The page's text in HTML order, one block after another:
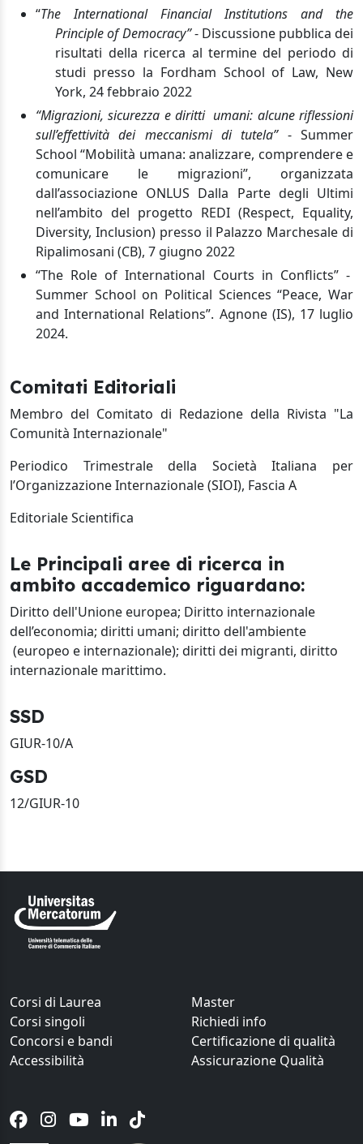
“The International Financial Institutions and the
Principle of Democracy”- Discussione pubblica dei
risultati della ricerca al termine del periodo di
studi presso la Fordham School of Law, New
York, 24 febbraio 2022
“Migrazioni, sicurezza e diritti umani: alcune riflessioni
sull’effettività dei meccanismi di tutela”-Summer
School “Mobilità umana: analizzare, comprendere e
comunicare le migrazioni”, organizzata
dall’associazione ONLUS Dalla Parte degli Ultimi
nell’ambito del progetto REDI (Respect, Equality,
Diversity, Inclusion) presso il Palazzo Marchesale di
Ripalimosani (CB), 7 giugno 2022
“The Role of International Courts in Conflicts” -
Summer School on Political Sciences “Peace, War
and International Relations”. Agnone (IS), 17 luglio
2024.
Comitati Editoriali
Membro del Comitato di Redazione della Rivista "La
Comunità Internazionale"
Periodico Trimestrale della Società Italiana per
l’Organizzazione Internazionale (SIOI), Fascia A
Editoriale Scientifica
Le Principali aree di ricerca in
ambito accademico riguardano:
Diritto dell'Unione europea; Diritto internazionale
dell’economia; diritti umani; diritto dell'ambiente
(europeo e internazionale); diritti dei migranti, diritto
internazionale marittimo.
SSD
GIUR-10/A
GSD
12/GIUR-10
Corsi di Laurea
Master
Corsi singoli
Richiedi info
Concorsi e bandi
Certificazione di qualità
Accessibilità
Assicurazione Qualità